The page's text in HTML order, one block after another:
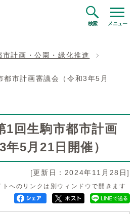
検索 メニュー
市計画・公園・緑化推進
市計画審議会（令和3年5月
回生駒市都市計画
5月21日開催）
[更新日：2024年11月28日]
トへのリンクは別ウィンドウで開きます